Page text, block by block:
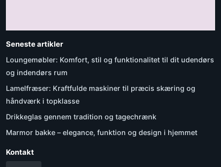
Seneste artikler
Loungemøbler: Komfort, stil og funktionalitet til dit udendørs
og indendørs rum
Lamelfræser: Kraftfulde maskiner til præcis skæring og
håndværk i topklasse
Drikkeglas gennem tradition og tagechrænk
Marmor bakke – elegance, funktion og design i hjemmet
Kontakt